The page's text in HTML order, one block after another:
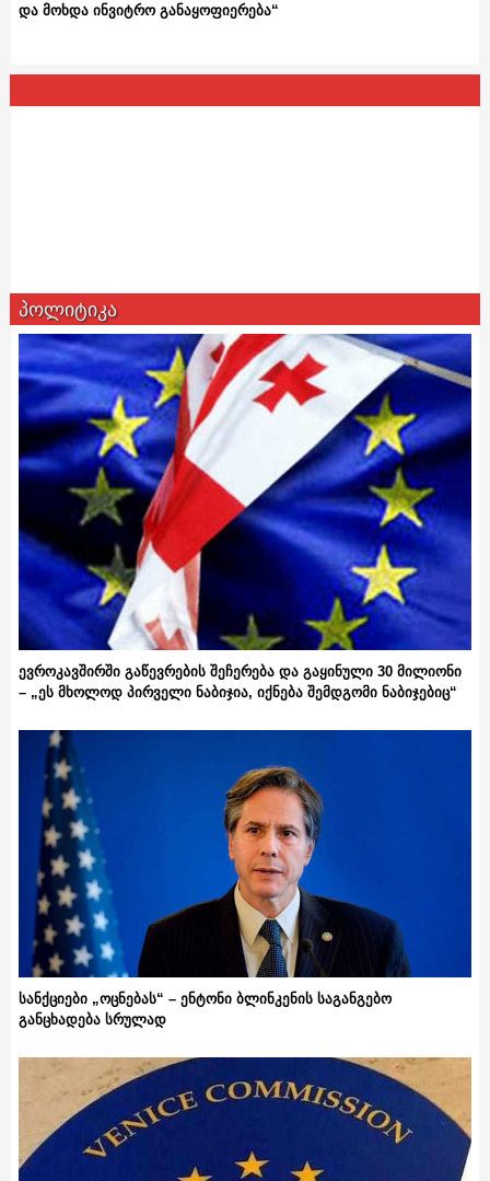
და მოხდა ინვიტრო განაყოფიერება“
პოლიტიკა
ევროკავშირში გაწევრების შეჩერება და გაყინული 30 მილიონი
– „ეს მხოლოდ პირველი ნაბიჯია, იქნება შემდგომი ნაბიჯებიც“
სანქციები „ოცნებას“ – ენტონი ბლინკენის საგანგებო
განცხადება სრულად